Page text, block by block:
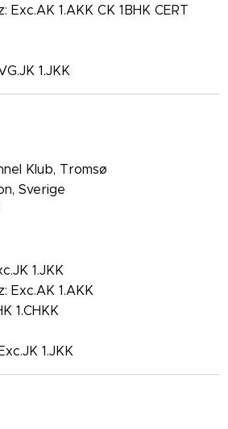
Exc.AK 1.AKK CK 1BHK CERT
1.JKK
Klub, Tromsø
Sverige
1.JKK
Exc.AK 1.AKK
1.CHKK
1.JKK